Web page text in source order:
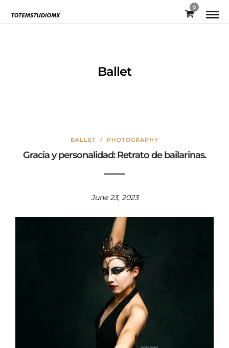
0
Ballet
BALLET / PHOTOGRAPHY
Gracia y personalidad: Retrato de bailarinas.
June 23, 2023